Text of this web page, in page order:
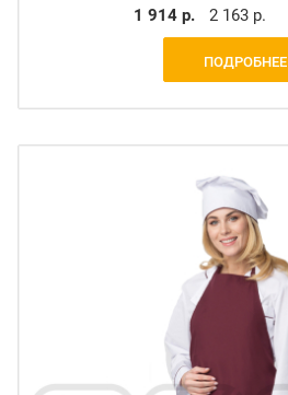
1 914 р. 2 163 р.
ПОДРОБНЕЕ